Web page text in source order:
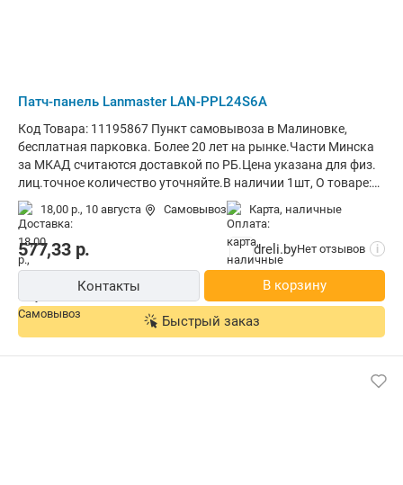
Патч-панель Lanmaster LAN-PPL24S6A
Код Товара: 11195867 Пункт самовывоза в Малиновке,
бесплатная парковка. Более 20 лет на рынке.Части Минска
за МКАД считаются доставкой по РБ.Цена указана для физ.
лиц.точное количество уточняйте.В наличии 1шт, О товаре:
патч-панель RJ45, хром/черный
18,00 р., 10 августа Самовывоз карта, наличные
577,33р. dreli.byНет отзывов i
Контакты В корзину
Быстрый заказ